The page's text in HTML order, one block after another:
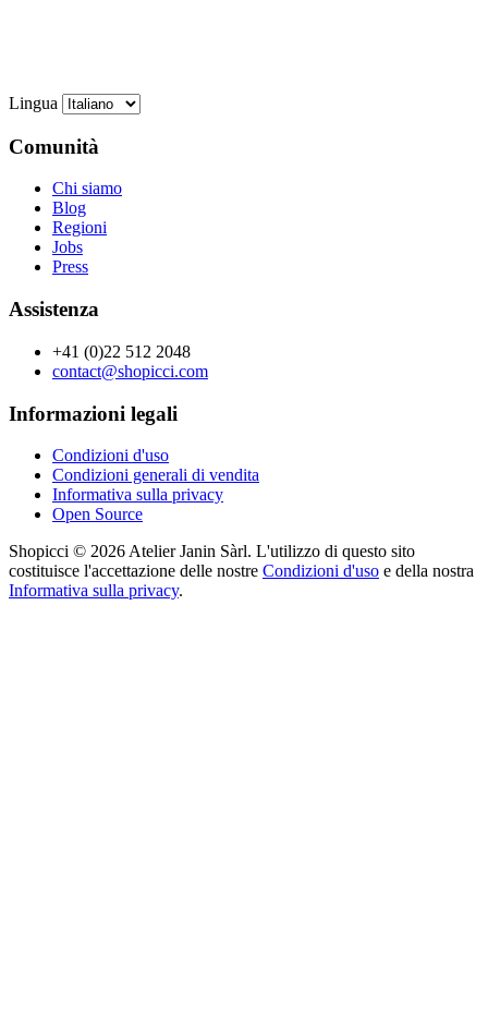
Lingua
Comunità
Chi siamo
Blog
Regioni
Jobs
Press
Assistenza
+41 (0)22 512 2048
contact@shopicci.com
Informazioni legali
Condizioni d'uso
Condizioni generali di vendita
Informativa sulla privacy
Open Source
Shopicci © 2026 Atelier Janin Sàrl. L'utilizzo di questo sito
costituisce l'accettazione delle nostre Condizioni d'uso e della nostra
Informativa sulla privacy.